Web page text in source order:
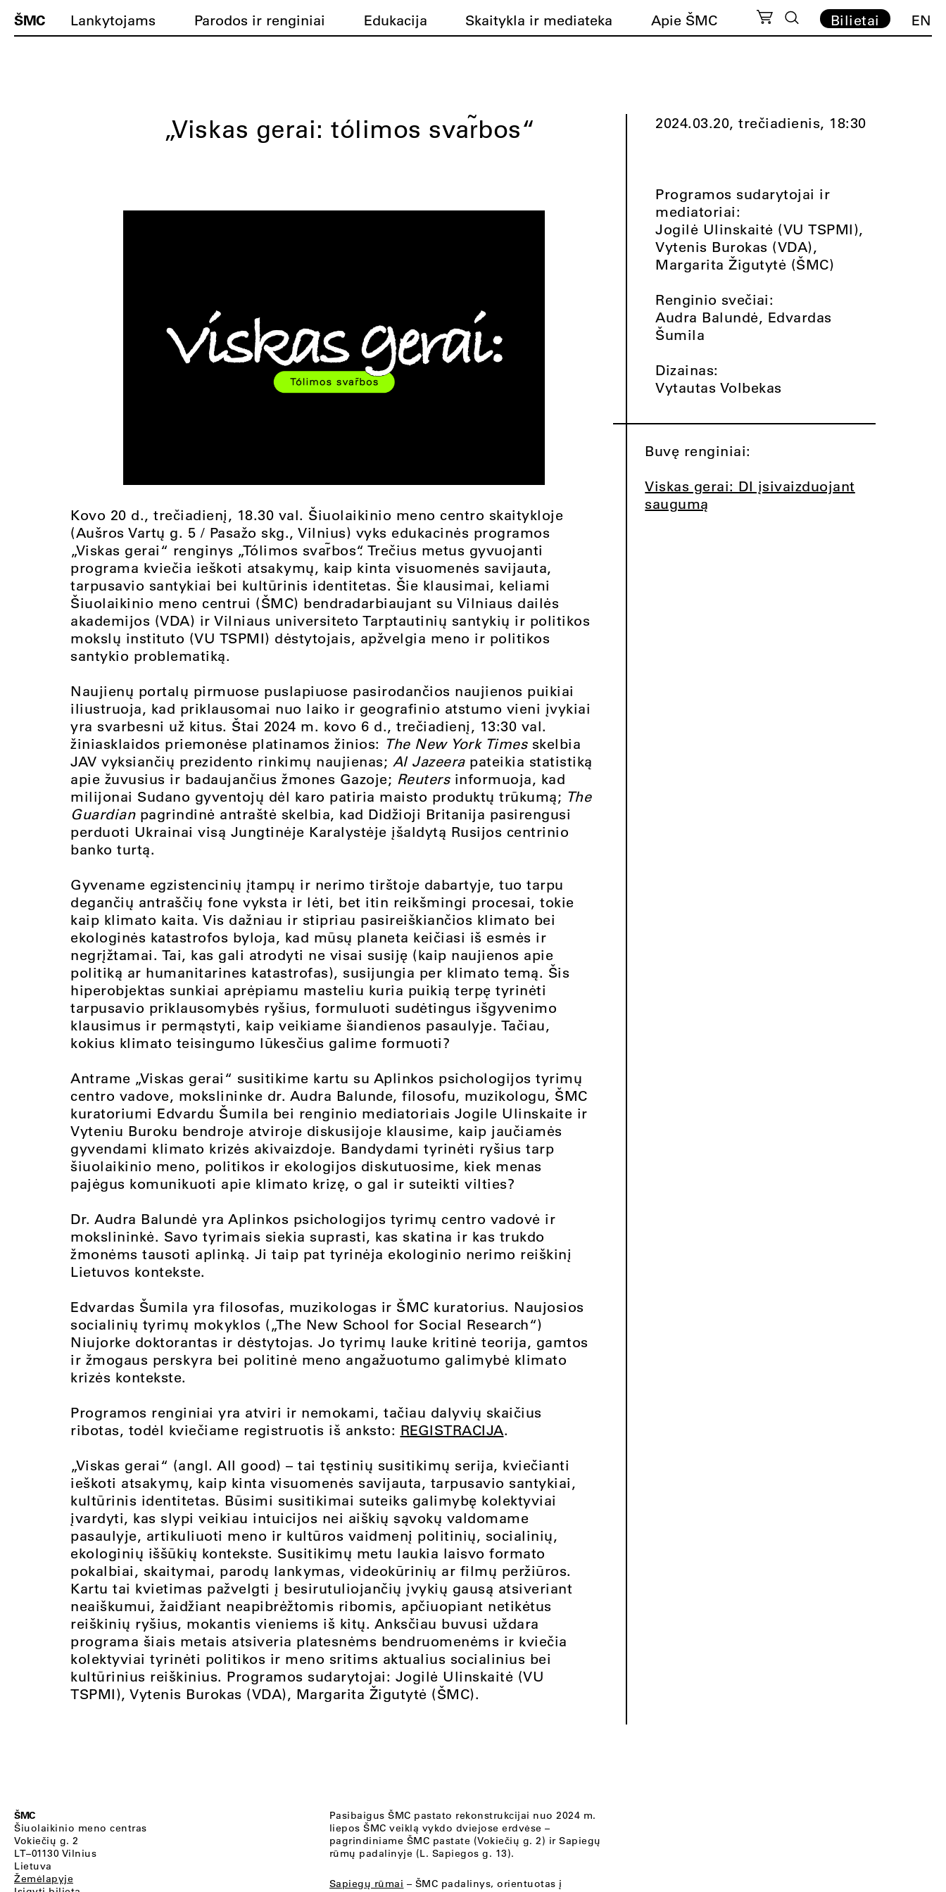
ŠMC Lankytojams Parodos ir renginiai Edukacija Skaitykla ir mediateka Apie ŠMC Bilietai EN
„Viskas gerai: tólimos svar̃bos“
Kovo 20 d., trečiadienį, 18.30 val. Šiuolaikinio meno centro skaitykloje
(Aušros Vartų g. 5 / Pasažo skg., Vilnius) vyks edukacinės programos
„Viskas gerai“ renginys „Tólimos svar̃bos“. Trečius metus gyvuojanti
programa kviečia ieškoti atsakymų, kaip kinta visuomenės savijauta,
tarpusavio santykiai bei kultūrinis identitetas. Šie klausimai, keliami
Šiuolaikinio meno centrui (ŠMC) bendradarbiaujant su Vilniaus dailės
akademijos (VDA) ir Vilniaus universiteto Tarptautinių santykių ir politikos
mokslų instituto (VU TSPMI) dėstytojais, apžvelgia meno ir politikos
santykio problematiką.
Naujienų portalų pirmuose puslapiuose pasirodančios naujienos puikiai
iliustruoja, kad priklausomai nuo laiko ir geografinio atstumo vieni įvykiai
yra svarbesni už kitus. Štai 2024 m. kovo 6 d., trečiadienį, 13:30 val.
žiniasklaidos priemonėse platinamos žinios: The New York Times skelbia
JAV vyksiančių prezidento rinkimų naujienas; Al Jazeera pateikia statistiką
apie žuvusius ir badaujančius žmones Gazoje; Reutersinformuoja, kad
milijonai Sudano gyventojų dėl karo patiria maisto produktų trūkumą; The
Guardianpagrindinė antraštė skelbia, kad Didžioji Britanija pasirengusi
perduoti Ukrainai visą Jungtinėje Karalystėje įšaldytą Rusijos centrinio
banko turtą.
Gyvename egzistencinių įtampų ir nerimo tirštoje dabartyje, tuo tarpu
degančių antraščių fone vyksta ir lėti, bet itin reikšmingi procesai, tokie
kaip klimato kaita. Vis dažniau ir stipriau pasireiškiančios klimato bei
ekologinės katastrofos byloja, kad mūsų planeta keičiasi iš esmės ir
negrįžtamai. Tai, kas gali atrodyti ne visai susiję (kaip naujienos apie
politiką ar humanitarines katastrofas), susijungia per klimato temą. Šis
hiperobjektas sunkiai aprėpiamu masteliu kuria puikią terpę tyrinėti
tarpusavio priklausomybės ryšius, formuluoti sudėtingus išgyvenimo
klausimus ir permąstyti, kaip veikiame šiandienos pasaulyje. Tačiau,
kokius klimato teisingumo lūkesčius galime formuoti?
Antrame „Viskas gerai “ susitikime kartu su Aplinkos psichologijos tyrimų
centro vadove, mokslininke dr. Audra Balunde, filosofu, muzikologu, ŠMC
kuratoriumi Edvardu Šumila bei renginio mediatoriais Jogile Ulinskaite ir
Vyteniu Buroku bendroje atviroje diskusijoje klausime, kaip jaučiamės
gyvendami klimato krizės akivaizdoje. Bandydami tyrinėti ryšius tarp
šiuolaikinio meno, politikos ir ekologijos diskutuosime, kiek menas
pajėgus komunikuoti apie klimato krizę, o gal ir suteikti vilties?
Dr. Audra Balundė yra Aplinkos psichologijos tyrimų centro vadovė ir
mokslininkė. Savo tyrimais siekia suprasti, kas skatina ir kas trukdo
žmonėms tausoti aplinką. Ji taip pat tyrinėja ekologinio nerimo reiškinį
Lietuvos kontekste.
Edvardas Šumila yra filosofas, muzikologas ir ŠMC kuratorius. Naujosios
socialinių tyrimų mokyklos („The New School for Social Research“)
Niujorke doktorantas ir dėstytojas. Jo tyrimų lauke kritinė teorija, gamtos
ir žmogaus perskyra bei politinė meno angažuotumo galimybė klimato
krizės kontekste.
Programos renginiai yra atviri ir nemokami, tačiau dalyvių skaičius
ribotas, todėl kviečiame registruotis iš anksto: REGISTRACIJA.
„Viskas gerai“ (angl. All good) – tai tęstinių susitikimų serija, kviečianti
ieškoti atsakymų, kaip kinta visuomenės savijauta, tarpusavio santykiai,
kultūrinis identitetas. Būsimi susitikimai suteiks galimybę kolektyviai
įvardyti, kas slypi veikiau intuicijos nei aiškių sąvokų valdomame
pasaulyje, artikuliuoti meno ir kultūros vaidmenį politinių, socialinių,
ekologinių iššūkių kontekste. Susitikimų metu laukia laisvo formato
pokalbiai, skaitymai, parodų lankymas, videokūrinių ar filmų peržiūros.
Kartu tai kvietimas pažvelgti į besirutuliojančių įvykių gausą atsiveriant
neaiškumui, žaidžiant neapibrėžtomis ribomis, apčiuopiant netikėtus
reiškinių ryšius, mokantis vieniems iš kitų. Anksčiau buvusi uždara
programa šiais metais atsiveria platesnėms bendruomenėms ir kviečia
kolektyviai tyrinėti politikos ir meno sritims aktualius socialinius bei
kultūrinius reiškinius. Programos sudarytojai: Jogilė Ulinskaitė (VU
TSPMI), Vytenis Burokas (VDA), Margarita Žigutytė (ŠMC).
2024.03.20, trečiadienis, 18:30
Programos sudarytojai ir
mediatoriai:
Jogilė Ulinskaitė (VU TSPMI),
Vytenis Burokas (VDA),
Margarita Žigutytė (ŠMC)
Renginio svečiai:
Audra Balundė, Edvardas
Šumila
Dizainas:
Vytautas Volbekas
Buvę renginiai:
Viskas gerai: DI įsivaizduojant
saugumą
ŠMC
Šiuolaikinio meno centras
Vokiečių g. 2
LT–01130 Vilnius
Lietuva
Žemėlapyje
Pasibaigus ŠMC pastato rekonstrukcijai nuo 2024 m.
liepos ŠMC veiklą vykdo dviejose erdvėse –
pagrindiniame ŠMC pastate (Vokiečių g. 2) ir Sapiegų
rūmų padalinyje (L. Sapiegos g. 13).
Sapiegų rūmai – ŠMC padalinys, orientuotas į